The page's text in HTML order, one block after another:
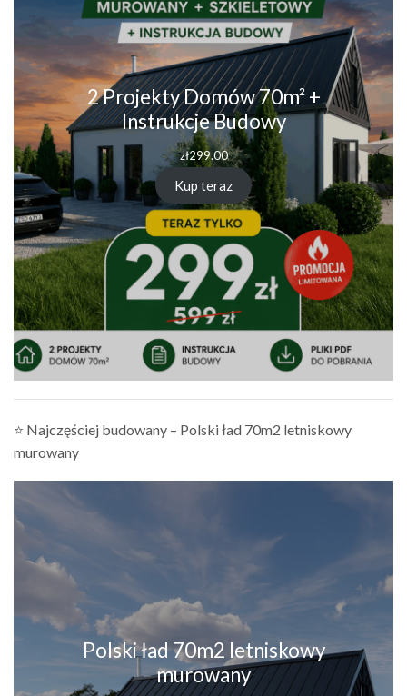
2 Projekty Domów 70m² +
Instrukcje Budowy
zł299.00
Kup teraz
⭐ Najczęściej budowany – Polski ład 70m2 letniskowy
murowany
Polski ład 70m2 letniskowy
murowany